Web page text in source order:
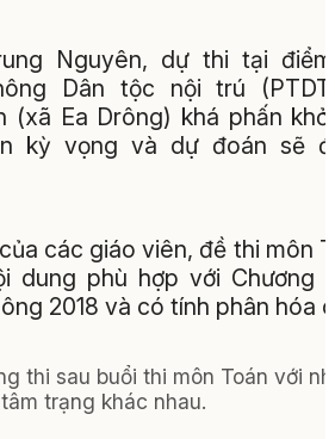
Nguyên, dự thi tại
Dân tộc nội trú
(xã Ea Drông) khá phấn
kỳ vọng và dự đoán sẽ
các giáo viên, đề thi môn
dung phù hợp với Chương
2018 và có tính phân hóa
thi sau buổi thi môn Toán với
tâm trạng khác nhau.